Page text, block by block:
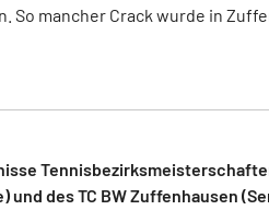
So mancher Crack wurde in
und des TC BW Zuffenhausen